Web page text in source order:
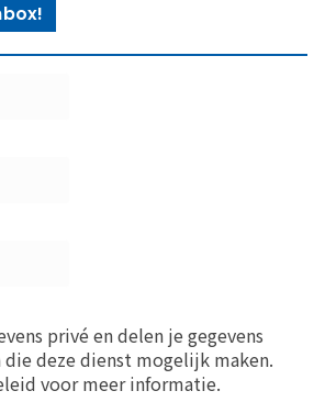
privé en delen je gegevens
deze dienst mogelijk maken.
voor meer informatie.